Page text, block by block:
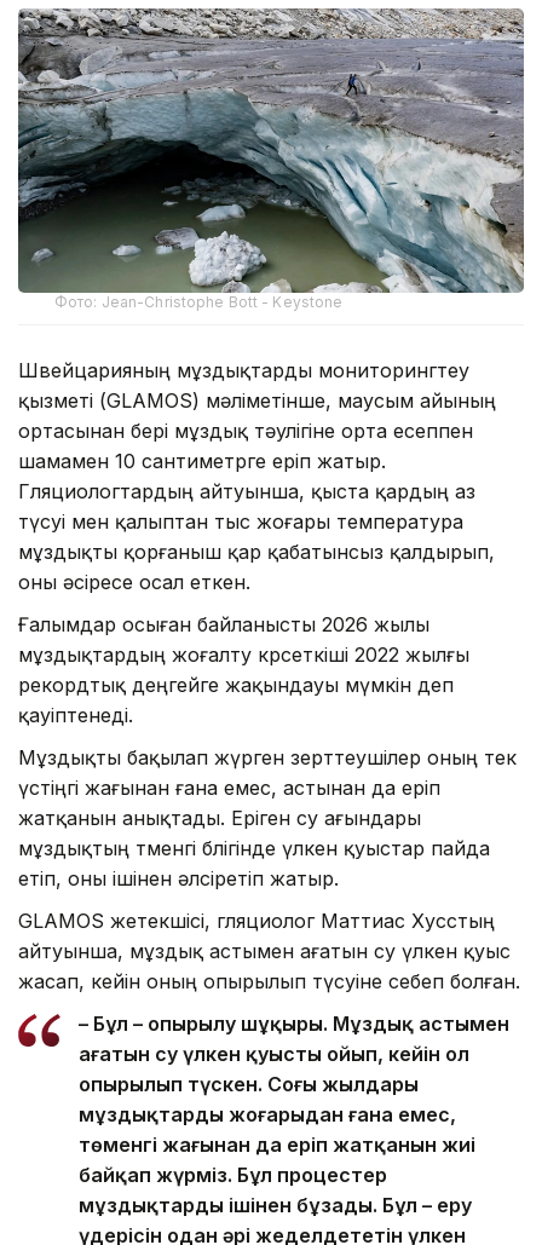
Фото: Jean-Christophe Bott - Keystone
Швейцарияның мұздықтарды мониторингтеу
қызметі (GLAMOS) мәліметінше, маусым айының
ортасынан бері мұздық тәулігіне орта есеппен
шамамен 10 сантиметрге еріп жатыр.
Гляциологтардың айтуынша, қыста қардың аз
түсуі мен қалыптан тыс жоғары температура
мұздықты қорғаныш қар қабатынсыз қалдырып,
оны әсіресе осал еткен.
Ғалымдар осыған байланысты 2026 жылы
мұздықтардың жоғалту көрсеткіші 2022 жылғы
рекордтық деңгейге жақындауы мүмкін деп
қауіптенеді.
Мұздықты бақылап жүрген зерттеушілер оның тек
үстіңгі жағынан ғана емес, астынан да еріп
жатқанын анықтады. Еріген су ағындары
мұздықтың төменгі бөлігінде үлкен қуыстар пайда
етіп, оны ішінен әлсіретіп жатыр.
GLAMOS жетекшісі, гляциолог Маттиас Хусстың
айтуынша, мұздық астымен ағатын су үлкен қуыс
жасап, кейін оның опырылып түсуіне себеп болған.
– Бұл – опырылу шұңқыры. Мұздық астымен
ағатын су үлкен қуысты ойып, кейін ол
опырылып түскен. Соңғы жылдары
мұздықтардың жоғарыдан ғана емес,
төменгі жағынан да еріп жатқанын жиі
байқап жүрміз. Бұл процестер
мұздықтарды ішінен бұзады. Бұл – еру
үдерісін одан әрі жеделдететін үлкен